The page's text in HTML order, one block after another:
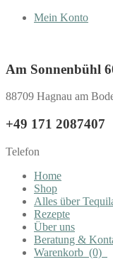
Mein Konto
Am Sonnenbühl
88709 Hagnau am
+49 171 2087407
Telefon
Home
Shop
Alles über
Rezepte
Über uns
Beratung &
Warenkorb (0)